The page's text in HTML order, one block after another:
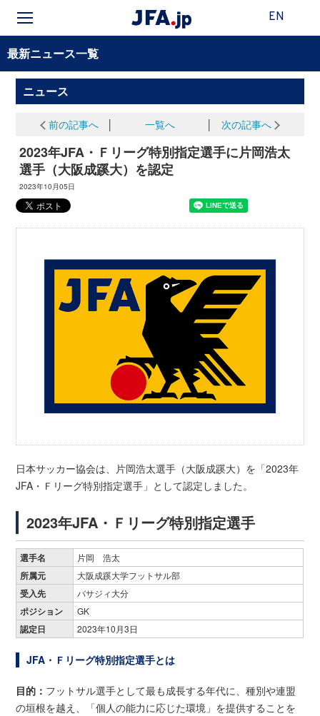
EN
最新ニュース一覧
ニュース
前の記事へ 一覧へ 次の記事へ
2023年JFA・Ｆリーグ特別指定選手に片岡浩太
選手（大阪成蹊大）を認定
2023年10月05日
日本サッカー協会は、片岡浩太選手（大阪成蹊大）を「2023年
JFA・Ｆリーグ特別指定選手」として認定しました。
2023年JFA・Ｆリーグ特別指定選手
選手名 片岡 浩太
所属元 大阪成蹊大学フットサル部
受入先 バサジィ大分
ポジション GK
認定日 2023年10月3日
JFA・Ｆリーグ特別指定選手とは
目的： フットサル選手として最も成長する年代に、種別や連盟
の垣根を越え、「個人の能力に応じた環境」を提供することを